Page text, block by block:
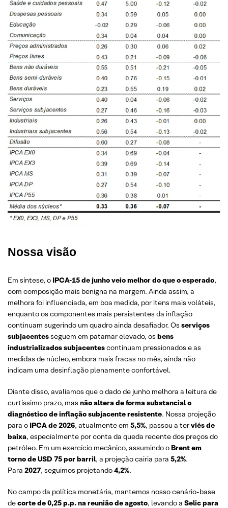
Nossa visão
Em síntese, o IPCA-15 de junho veio melhor do que o esperado,
com composição mais benigna na margem. Ainda assim, a
melhora foi influenciada, em boa medida, por itens mais voláteis,
enquanto os componentes mais persistentes da inflação
continuam sugerindo um quadro ainda desafiador. Os serviços
subjacentesseguem em patamar elevado, os bens
industrializados subjacentescontinuam pressionados e as
medidas de núcleo, embora mais fracas no mês, ainda não
indicam uma desinflação plenamente confortável.
Diante disso, avaliamos que o dado de junho melhora a leitura de
curtíssimo prazo, mas não altera de forma substancial o
diagnóstico de inflação subjacente resistente. Nossa projeção
para o IPCA de 2026, atualmente em 5,5%, passou a terviés de
baixa, especialmente por conta da queda recente dos preços do
petróleo. Em um exercício mecânico, assumindo o Brent em
torno de USD 75 por barril, a projeção cairia para 5,2%.
Para 2027, seguimos projetando4,2%.
No campo da política monetária, mantemos nosso cenário-base
decorte de 0,25 p.p. na reunião de agosto, levando a Selic para